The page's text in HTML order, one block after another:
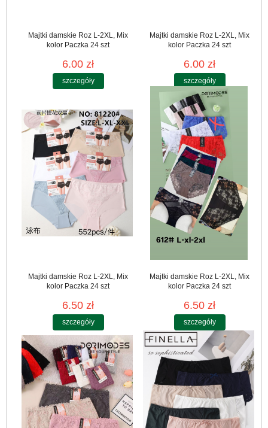
Majtki damskie Roz L-2XL, Mix
kolor Paczka 24 szt
6.00 zł
szczegóły
Majtki damskie Roz L-2XL, Mix
kolor Paczka 24 szt
6.00 zł
szczegóły
Majtki damskie Roz L-2XL, Mix
kolor Paczka 24 szt
6.50 zł
szczegóły
Majtki damskie Roz L-2XL, Mix
kolor Paczka 24 szt
6.50 zł
szczegóły